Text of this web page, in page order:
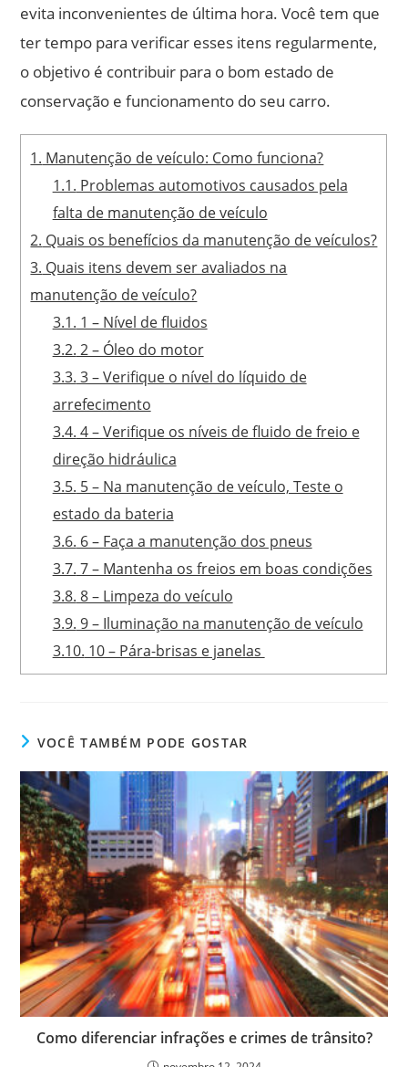
evita inconvenientes de última hora. Você tem que
ter tempo para verificar esses itens regularmente,
o objetivo é contribuir para o bom estado de
conservação e funcionamento do seu carro.
1. Manutenção de veículo: Como funciona?
1.1. Problemas automotivos causados ​​pela
falta de manutenção de veículo
2. Quais os benefícios da manutenção de veículos?
3. Quais itens devem ser avaliados na
manutenção de veículo?
3.1. 1 – Nível de fluidos
3.2. 2 – Óleo do motor
3.3. 3 – Verifique o nível do líquido de
arrefecimento
3.4. 4 – Verifique os níveis de fluido de freio e
direção hidráulica
3.5. 5 – Na manutenção de veículo, Teste o
estado da bateria
3.6. 6 – Faça a manutenção dos pneus
3.7. 7 – Mantenha os freios em boas condições
3.8. 8 – Limpeza do veículo
3.9. 9 – Iluminação na manutenção de veículo
3.10. 10 – Pára-brisas e janelas
VOCÊ TAMBÉM PODE GOSTAR
Como diferenciar infrações e crimes de trânsito?